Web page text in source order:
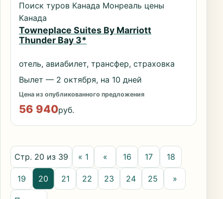
Поиск туров Канада Монреаль цены
Канада
Towneplace Suites By Marriott
Thunder Bay 3*
отель, авиабилет, трансфер, страховка
Вылет — 2 октября, на 10 дней
Цена из опубликованного предложения
56 940руб.
Стр. 20 из 39 « 1 « 16 17 18
19 20 21 22 23 24 25 »